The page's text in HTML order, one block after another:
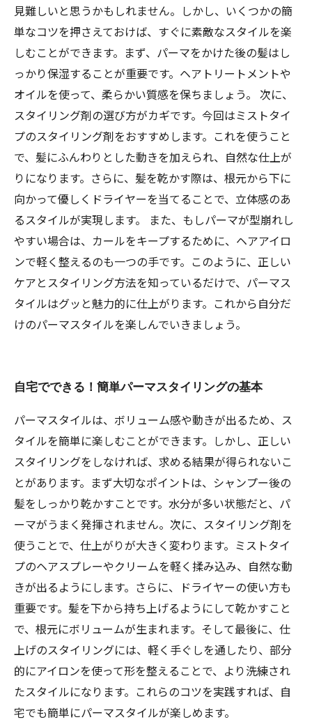
パーマを楽しむ方法：時間をかけずにおしゃれ
を実現！
見難しいと思うかもしれません。しかし、いくつかの簡
単なコツを押さえておけば、すぐに素敵なスタイルを楽
しむことができます。まず、パーマをかけた後の髪はし
っかり保湿することが重要です。ヘアトリートメントや
オイルを使って、柔らかい質感を保ちましょう。 次に、
スタイリング剤の選び方がカギです。今回はミストタイ
プのスタイリング剤をおすすめします。これを使うこと
で、髪にふんわりとした動きを加えられ、自然な仕上が
りになります。さらに、髪を乾かす際は、根元から下に
向かって優しくドライヤーを当てることで、立体感のあ
るスタイルが実現します。 また、もしパーマが型崩れし
やすい場合は、カールをキープするために、ヘアアイロ
ンで軽く整えるのも一つの手です。このように、正しい
ケアとスタイリング方法を知っているだけで、パーマス
タイルはグッと魅力的に仕上がります。これから自分だ
けのパーマスタイルを楽しんでいきましょう。
自宅でできる！簡単パーマスタイリングの基本
パーマスタイルは、ボリューム感や動きが出るため、ス
タイルを簡単に楽しむことができます。しかし、正しい
スタイリングをしなければ、求める結果が得られないこ
とがあります。まず大切なポイントは、シャンプー後の
髪をしっかり乾かすことです。水分が多い状態だと、パ
ーマがうまく発揮されません。次に、スタイリング剤を
使うことで、仕上がりが大きく変わります。ミストタイ
プのヘアスプレーやクリームを軽く揉み込み、自然な動
きが出るようにします。さらに、ドライヤーの使い方も
重要です。髪を下から持ち上げるようにして乾かすこと
で、根元にボリュームが生まれます。そして最後に、仕
上げのスタイリングには、軽く手ぐしを通したり、部分
的にアイロンを使って形を整えることで、より洗練され
たスタイルになります。これらのコツを実践すれば、自
宅でも簡単にパーマスタイルが楽しめます。